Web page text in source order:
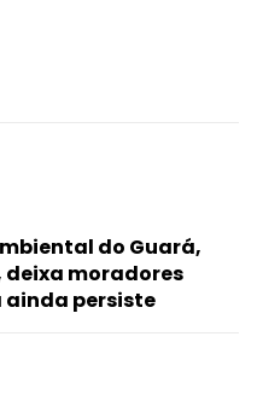
plans
do Guará,
deixa moradores
persiste